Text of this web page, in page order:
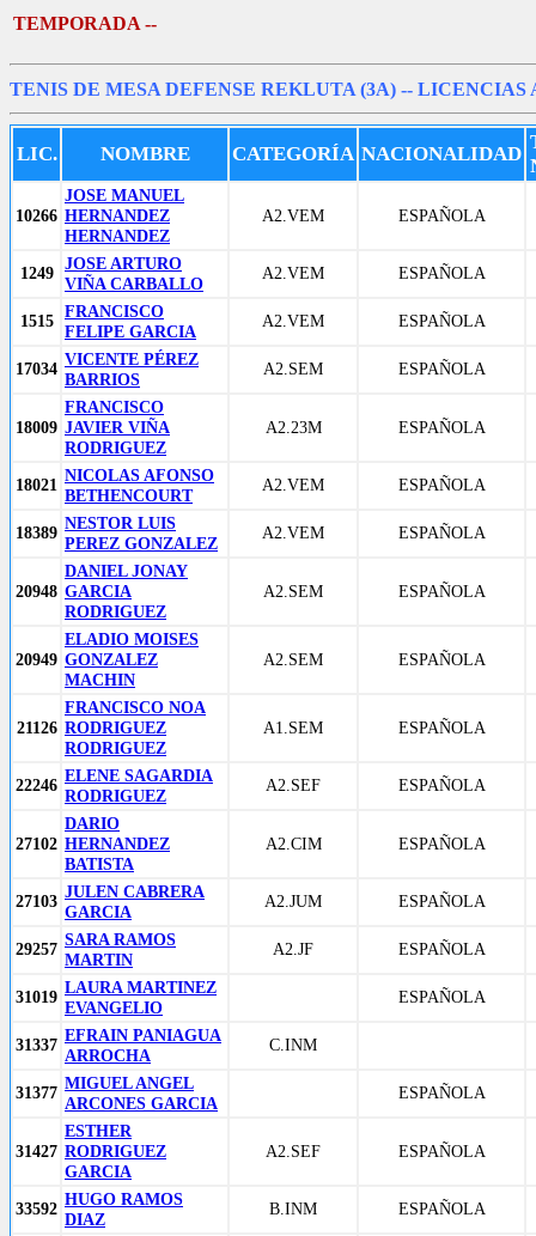
TEMPORADA --
TENIS DE MESA DEFENSE REKLUTA (3A) -- LICENCIAS
LIC. NOMBRE CATEGORÍA NACIONALIDAD
10266
JOSE MANUEL
HERNANDEZ
HERNANDEZ
A2.VEM ESPAÑOLA
1249 JOSE ARTURO
VIÑA CARBALLO
A2.VEM ESPAÑOLA
1515 FRANCISCO
FELIPE GARCIA
A2.VEM ESPAÑOLA
17034 VICENTE PÉREZ
BARRIOS
A2.SEM ESPAÑOLA
18009
FRANCISCO
JAVIER VIÑA
RODRIGUEZ
A2.23M ESPAÑOLA
18021 NICOLAS AFONSO
BETHENCOURT
A2.VEM ESPAÑOLA
18389 NESTOR LUIS
PEREZ GONZALEZ
A2.VEM ESPAÑOLA
20948
DANIEL JONAY
GARCIA
RODRIGUEZ
A2.SEM ESPAÑOLA
20949
ELADIO MOISES
GONZALEZ
MACHIN
A2.SEM ESPAÑOLA
21126
FRANCISCO NOA
RODRIGUEZ
RODRIGUEZ
A1.SEM ESPAÑOLA
22246 ELENE SAGARDIA
RODRIGUEZ
A2.SEF ESPAÑOLA
27102
DARIO
HERNANDEZ
BATISTA
A2.CIM ESPAÑOLA
27103 JULEN CABRERA
GARCIA
A2.JUM ESPAÑOLA
29257 SARA RAMOS
MARTIN
A2.JF ESPAÑOLA
31019 LAURA MARTINEZ
EVANGELIO
ESPAÑOLA
31337 EFRAIN PANIAGUA
ARROCHA
C.INM
31377 MIGUEL ANGEL
ARCONES GARCIA
ESPAÑOLA
31427
ESTHER
RODRIGUEZ
GARCIA
A2.SEF ESPAÑOLA
33592 HUGO RAMOS
DIAZ
B.INM ESPAÑOLA